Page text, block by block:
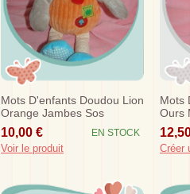
Mots D'enfants Doudou Lion
Orange Jambes Sos
10,00 € EN STOCK
Voir le produit
Mots
Ours
Créer